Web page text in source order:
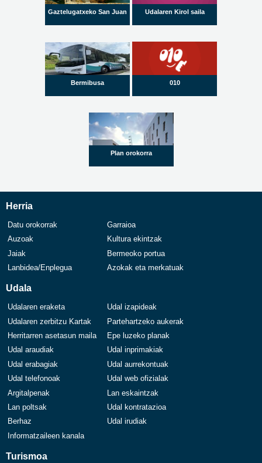
Gaztelugatxeko San Juan Udalaren Kirol saila
Bermibusa 010
Plan orokorra
Herria
Datu orokorrak
Garraioa
Auzoak
Kultura ekintzak
Jaiak
Bermeoko portua
Lanbidea/Enplegua
Azokak eta merkatuak
Udala
Udalaren eraketa
Udal izapideak
Udalaren zerbitzu Kartak
Partehartzeko aukerak
Herritarren asetasun maila
Epe luzeko planak
Udal araudiak
Udal inprimakiak
Udal erabagiak
Udal aurrekontuak
Udal telefonoak
Udal web ofizialak
Argitalpenak
Lan eskaintzak
Lan poltsak
Udal kontratazioa
Berhaz
Udal irudiak
Informatzaileen kanala
Turismoa